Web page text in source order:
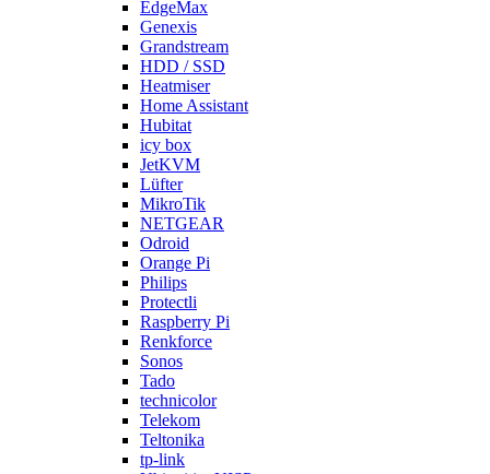
EdgeMax
Genexis
Grandstream
HDD / SSD
Heatmiser
Home Assistant
Hubitat
icy box
JetKVM
Lüfter
MikroTik
NETGEAR
Odroid
Orange Pi
Philips
Protectli
Raspberry Pi
Renkforce
Sonos
Tado
technicolor
Telekom
Teltonika
tp-link